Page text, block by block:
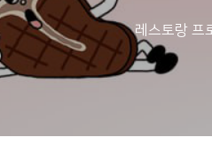
레스토랑 프